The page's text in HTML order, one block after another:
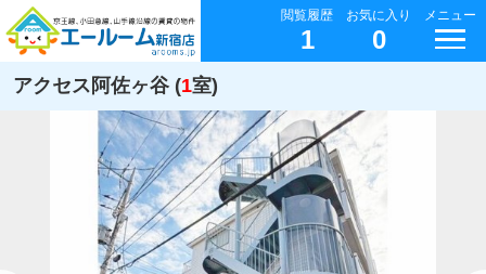
閲覧履歴
1
お気に入り
0
メニュー
アクセス阿佐ヶ谷 (1室)